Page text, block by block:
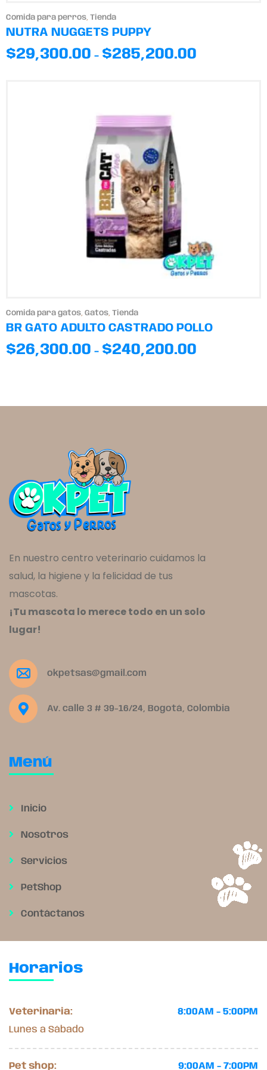
Comida para perros, Tienda
NUTRA NUGGETS PUPPY
$29,300.00 - $285,200.00
Comida para gatos, Gatos, Tienda
BR GATO ADULTO CASTRADO POLLO
$26,300.00 - $240,200.00
En nuestro centro veterinario cuidamos la
salud, la higiene y la felicidad de tus
mascotas.
¡Tu mascota lo merece todo en un solo
lugar!
okpetsas@gmail.com
Av. calle 3 # 39-16/24, Bogotá, Colombia
Menú
Inicio
Nosotros
Servicios
PetShop
Contáctanos
Horarios
Veterinaria:
Lunes a Sábado
8:00AM - 5:00PM
Pet shop: 9:00AM - 7:00PM